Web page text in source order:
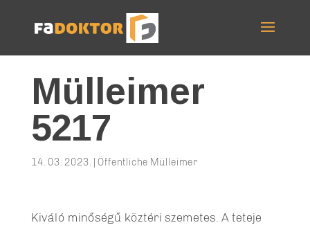
Mülleimer
5217
14. 03. 2023. Öffentliche Mülleimer
Kiváló minőségű köztéri szemetes. A teteje